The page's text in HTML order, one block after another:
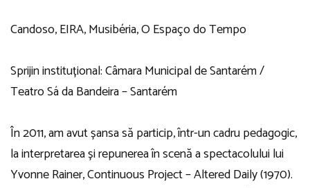
Candoso, EIRA, Musibéria, O Espaço do Tempo
Sprijin instituțional: Câmara Municipal de Santarém /
Teatro Sá da Bandeira – Santarém
În 2011, am avut șansa să particip, într-un cadru pedagogic,
la interpretarea și repunerea în scenă a spectacolului lui
Yvonne Rainer, Continuous Project – Altered Daily (1970).